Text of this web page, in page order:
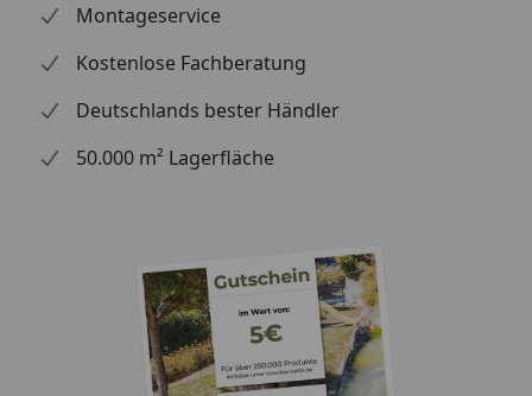
Montageservice
Kostenlose Fachberatung
Deutschlands bester Händler
50.000 m² Lagerfläche